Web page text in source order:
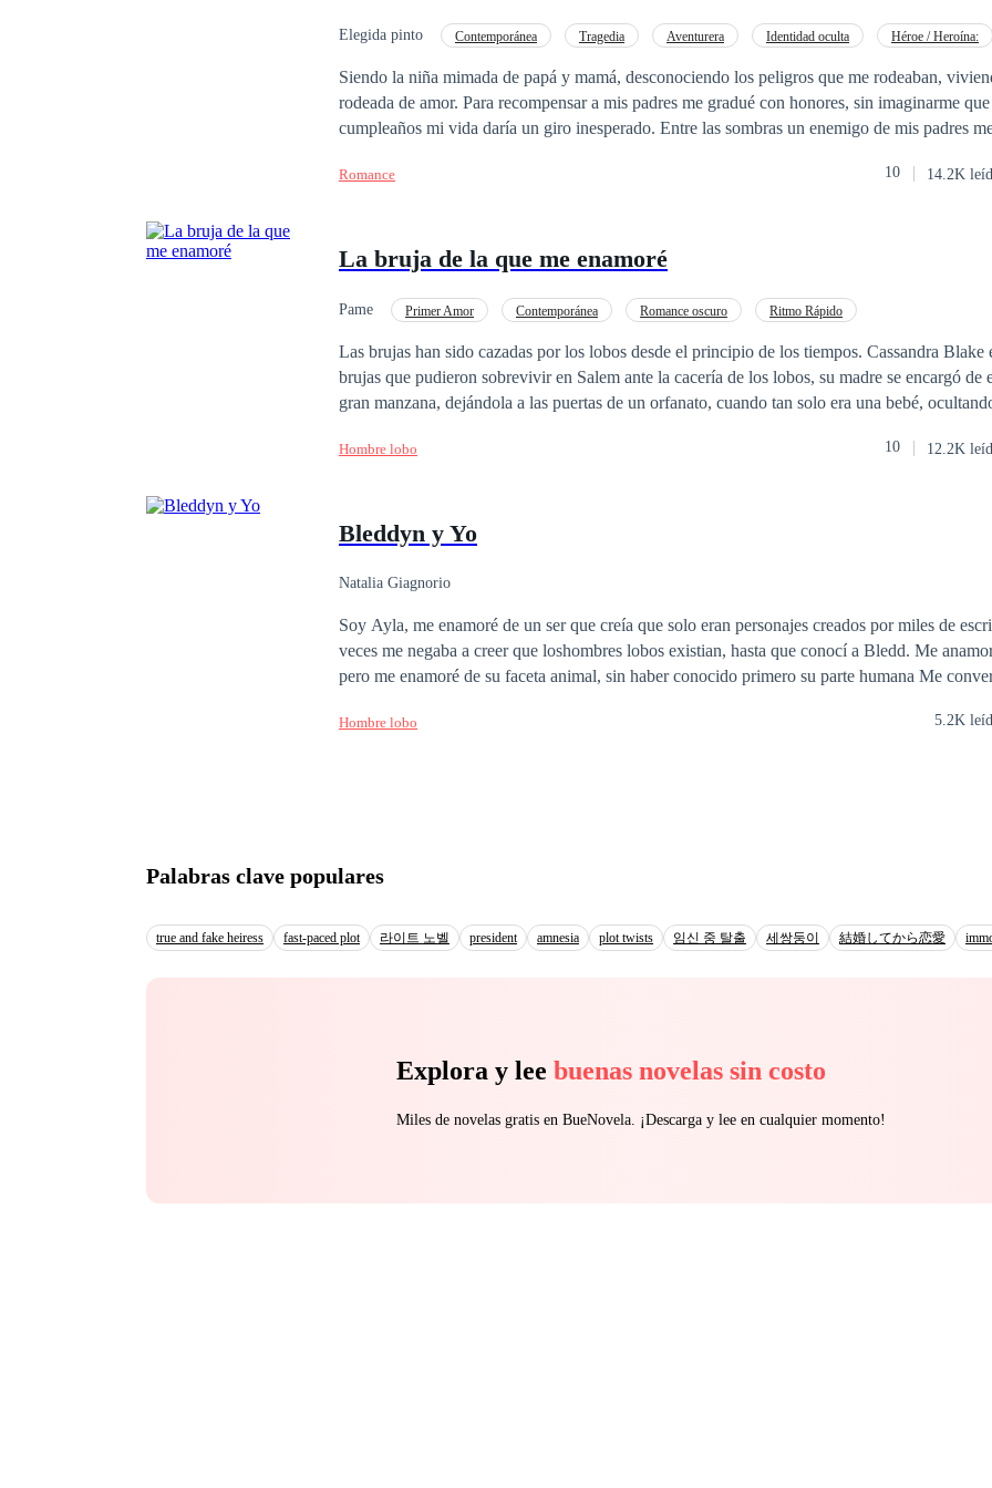
Elegida pinto Contemporánea Tragedia Aventurera Identidad oculta
Héroe / Heroína:
Siendo la niña mimada de papá y mamá, desconociendo los peligros que me rodeaban,
rodeada de amor. Para recompensar a mis padres me gradué con honores, sin imaginarme
cumpleaños mi vida daría un giro inesperado. Entre las sombras un enemigo de mis padres
enemiga, fui raptada y llevada a un país desconocido para mí, viví los horrores que mi vista
chica inocente y pura jamás se le ha cruzado por la cabeza. ¿Quieres saber cómo me aferre a
invito a que conozcas mi historia, soy la hija de Vicky y Nelson Morris, es la continuación de
Romance 10 14.2K
La bruja de la que me enamoré
Pame Primer Amor Contemporánea Romance oscuro Ritmo Rápido
Las brujas han sido cazadas por los lobos desde el principio de los tiempos. Cassandra Blake es de las pocas
brujas que pudieron sobrevivir en Salem ante la cacería de los lobos, su madre se encargó de
gran manzana, dejándola a las puertas de un orfanato, cuando tan solo era una bebé,
departamento en un viejo edificio de Nueva York, compartiendo comidas con sus vecinos, se
hombre lobo proveniente de Salem, desde pequeño ha sido entrenado para cazar y asesinar a
veinte años, tratando de vivir una vida normal, únicamente escondiéndose durante la luna
ejerce como profesora, mujer que le atrae en gran manera hasta el momento en que su olfato
encuentra frente a una bruja. Ahora, vive con una constante lucha entre querer protegerla y
deseo que siente en su interior al querer asesinarla. ¿Será el amor más fuerte que el instinto asesino de un
Hombre lobo 10 12.2K
Bleddyn y Yo
Natalia Giagnorio
Soy Ayla, me enamoré de un ser que creía que solo eran personajes creados por miles de escritores.
veces me negaba a creer que loshombres lobos existian, hasta que conocí a Bledd. Me
pero me enamoré de su faceta animal, sin haber conocido primero su parte humana Me convertí en su luna y él,
egoísmo, el despecho, de las personas que nos rodean. Fueron muchas las piedras en el camino, pero a pesar de
Hombre lobo 5.2K
Palabras clave populares
true and fake heiress fast-paced plot 라이트 노벨 president amnesia plot twists 임신 중 탈출 세쌍둥이 結婚してから恋愛
Explora y lee buenas novelas sin costo
Miles de novelas gratis en BueNovela. ¡Descarga y lee en cualquier momento!